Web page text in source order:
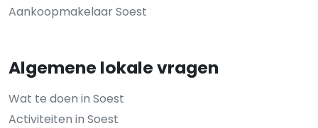
Aankoopmakelaar Soest
Algemene lokale vragen
Wat te doen in Soest
Activiteiten in Soest